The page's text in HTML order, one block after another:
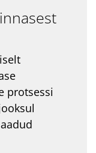
protsessi